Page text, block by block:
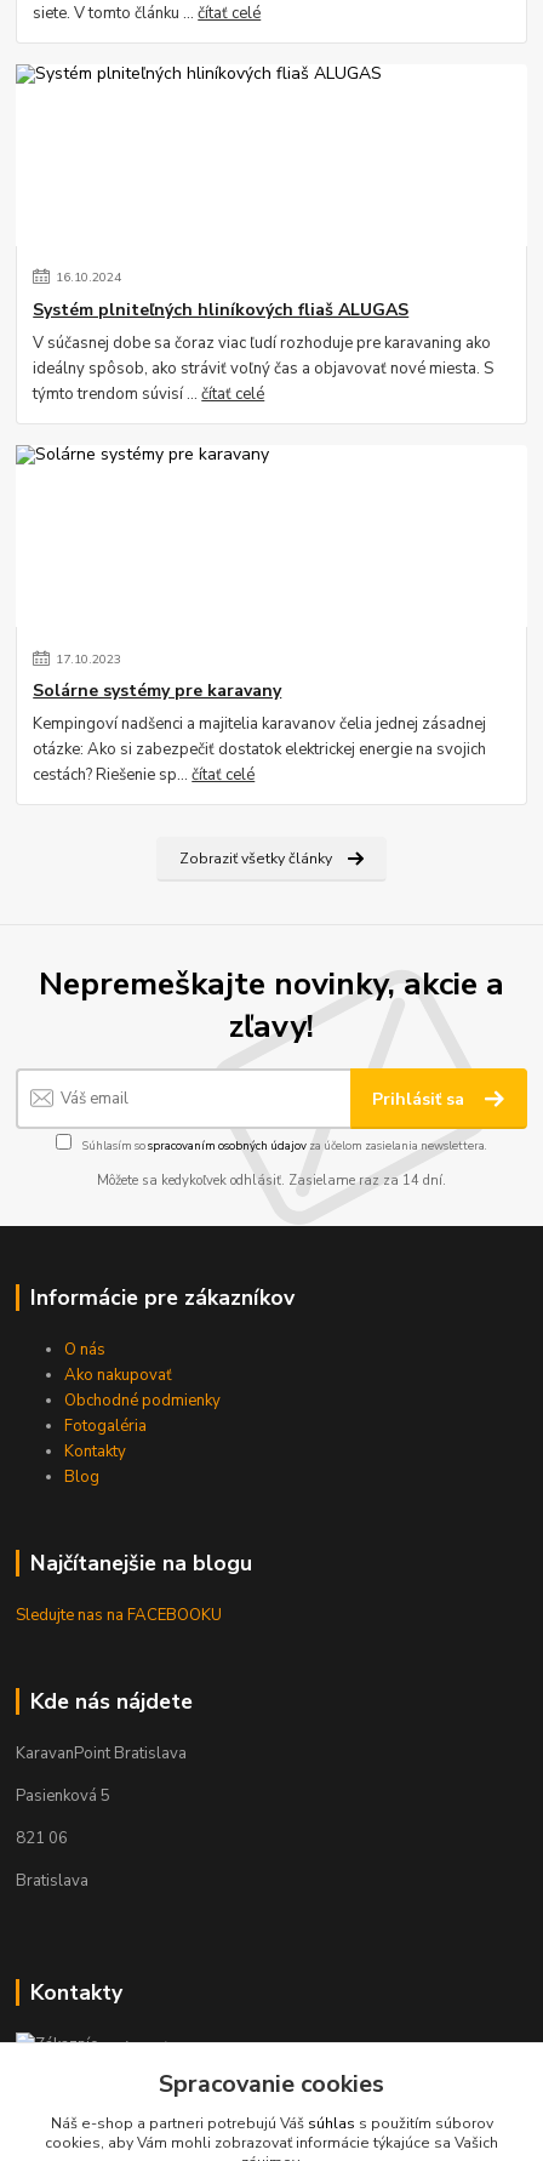
siete. V tomto článku ...čítať celé
16.10.2024
Systém plniteľných hliníkových fliaš ALUGAS
V súčasnej dobe sa čoraz viac ľudí rozhoduje pre karavaning ako
ideálny spôsob, ako stráviť voľný čas a objavovať nové miesta. S
týmto trendom súvisí ...čítať celé
17.10.2023
Solárne systémy pre karavany
Kempingoví nadšenci a majitelia karavanov čelia jednej zásadnej
otázke: Ako si zabezpečiť dostatok elektrickej energie na svojich
cestách? Riešenie sp...čítať celé
Zobraziť všetky články
Nepremeškajte novinky, akcie a
zľavy!
Prihlásiť sa
Súhlasím sospracovaním osobných údajov za účelom zasielania newslettera.
Môžete sa kedykoľvek odhlásiť. Zasielame raz za 14 dní.
Informácie pre zákazníkov
O nás
Ako nakupovať
Obchodné podmienky
Fotogaléria
Kontakty
Blog
Najčítanejšie na blogu
Sledujte nas na FACEBOOKU
Kde nás nájdete
KaravanPoint Bratislava
Pasienková 5
821 06
Bratislava
Kontakty
Zákaznícka podpora KaravanPoint
+421902309993
(Po-Pia, 9-18 hod.)
info@karavanpoint.sk
Spracovanie cookies
Náš e-shop a partneri potrebujú Váš súhlas s použitím súborov
cookies, aby Vám mohli zobrazovať informácie týkajúce sa Vašich